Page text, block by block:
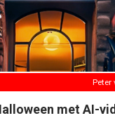
Peter
met AI-